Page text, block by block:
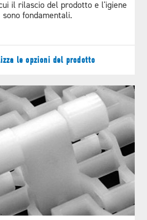
E
Blue
.512”
47.5%
Hinge Driven
Flush Grid
il rilascio del prodotto e l'igiene
sono fondamentali.
le opzioni del prodotto